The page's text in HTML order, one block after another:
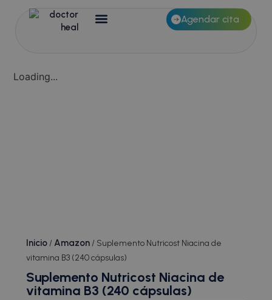
Agendar cita
Loading...
Inicio/Amazon/ Suplemento Nutricost Niacina de
vitamina B3 (240 cápsulas)
Suplemento Nutricost Niacina de
vitamina B3 (240 cápsulas)